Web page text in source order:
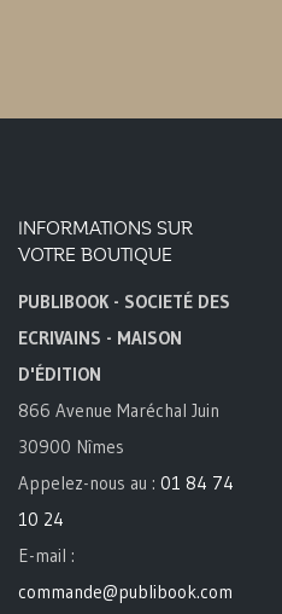
INFORMATIONS SUR
VOTRE BOUTIQUE
PUBLIBOOK - SOCIETÉ DES
ECRIVAINS - MAISON
D'ÉDITION
866 Avenue Maréchal Juin
30900 Nîmes
Appelez-nous au : 01 84 74
10 24
E-mail :
commande@publibook.com